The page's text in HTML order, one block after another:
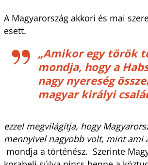
A Magyarország akkori és mai
esett.
„Amikor egy török
mondja, hogy a
nagy nyereség
magyar királyi
ezzel megvilágítja, hogy
mennyivel nagyobb volt, mint ami
mondja a történész. Szerinte